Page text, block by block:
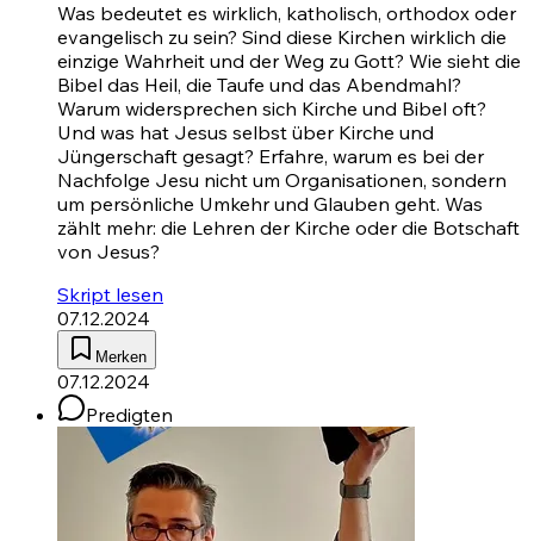
Was bedeutet es wirklich, katholisch, orthodox oder
evangelisch zu sein? Sind diese Kirchen wirklich die
einzige Wahrheit und der Weg zu Gott? Wie sieht die
Bibel das Heil, die Taufe und das Abendmahl?
Warum widersprechen sich Kirche und Bibel oft?
Und was hat Jesus selbst über Kirche und
Jüngerschaft gesagt? Erfahre, warum es bei der
Nachfolge Jesu nicht um Organisationen, sondern
um persönliche Umkehr und Glauben geht. Was
zählt mehr: die Lehren der Kirche oder die Botschaft
von Jesus?
Skript lesen
07.12.2024
Merken
07.12.2024
Predigten